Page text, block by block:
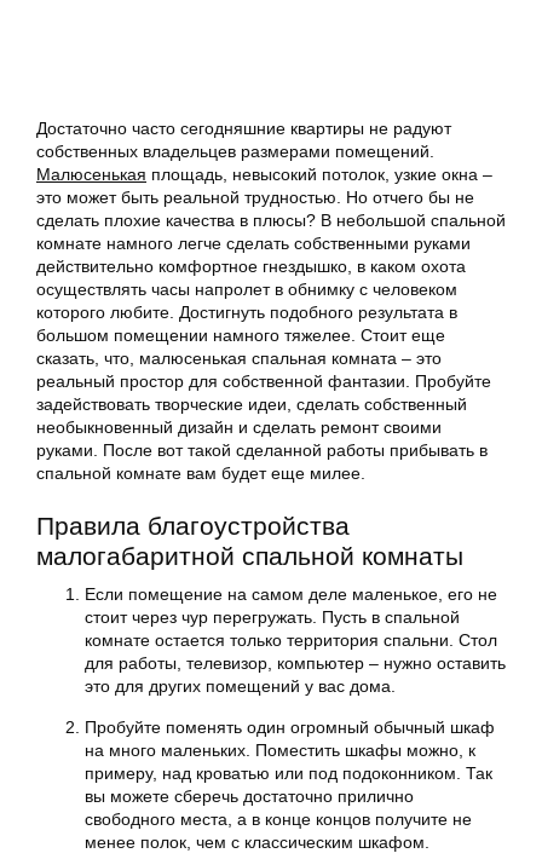
Достаточно часто сегодняшние квартиры не радуют
собственных владельцев размерами помещений.
Малюсенькая площадь, невысокий потолок, узкие окна –
это может быть реальной трудностью. Но отчего бы не
сделать плохие качества в плюсы? В небольшой спальной
комнате намного легче сделать собственными руками
действительно комфортное гнездышко, в каком охота
осуществлять часы напролет в обнимку с человеком
которого любите. Достигнуть подобного результата в
большом помещении намного тяжелее. Стоит еще
сказать, что, малюсенькая спальная комната – это
реальный простор для собственной фантазии. Пробуйте
задействовать творческие идеи, сделать собственный
необыкновенный дизайн и сделать ремонт своими
руками. После вот такой сделанной работы прибывать в
спальной комнате вам будет еще милее.
Правила благоустройства
малогабаритной спальной комнаты
Если помещение на самом деле маленькое, его не
стоит через чур перегружать. Пусть в спальной
комнате остается только территория спальни. Стол
для работы, телевизор, компьютер – нужно оставить
это для других помещений у вас дома.
Пробуйте поменять один огромный обычный шкаф
на много маленьких. Поместить шкафы можно, к
примеру, над кроватью или под подоконником. Так
вы можете сберечь достаточно прилично
свободного места, а в конце концов получите не
менее полок, чем с классическим шкафом.